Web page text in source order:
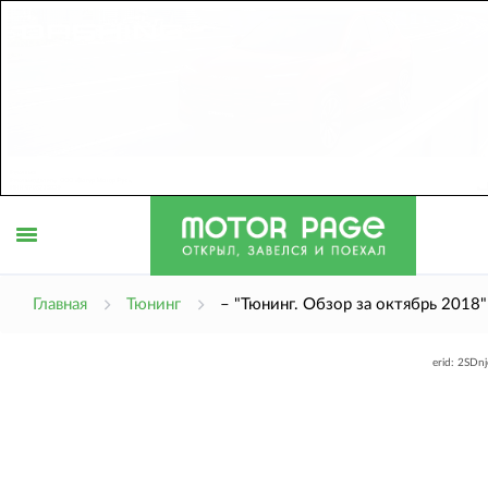
Главная Тюнинг – "Тюнинг. Обзор за октябрь 2018"
erid: